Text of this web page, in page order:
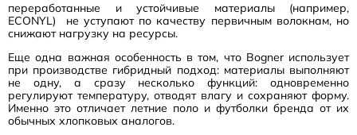
переработанные и устойчивые материалы (например,
ECONYL) не уступают по качеству первичным волокнам, но
снижают нагрузку на ресурсы.
Еще одна важная особенность в том, что Bogner использует
при производстве гибридный подход: материалы выполняют
не одну, а сразу несколько функций: одновременно
регулируют температуру, отводят влагу и сохраняют форму.
Именно это отличает летние поло и футболки бренда от их
обычных хлопковых аналогов.